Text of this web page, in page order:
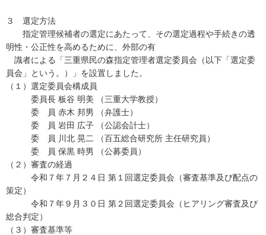
３ 選定方法
指定管理候補者の選定にあたって、その選定過程や手続きの透
明性・公正性を高めるために、外部の有
識者による「三重県民の森指定管理者選定委員会（以下「選定委
員会」という。）」を設置しました。
（１）選定委員会構成員
委員長 板谷 明美 （三重大学教授）
委 員 赤木 邦男 （弁護士）
委 員 岩田 広子 （公認会計士）
委 員 川北 晃二 （百五総合研究所 主任研究員）
委 員 保黒 時男 （公募委員）
（２）審査の経過
令和７年７月２４日 第１回選定委員会（審査基準及び配点の
策定）
令和７年９月３０日 第２回選定委員会（ヒアリング審査及び
総合判定）
（３）審査基準等